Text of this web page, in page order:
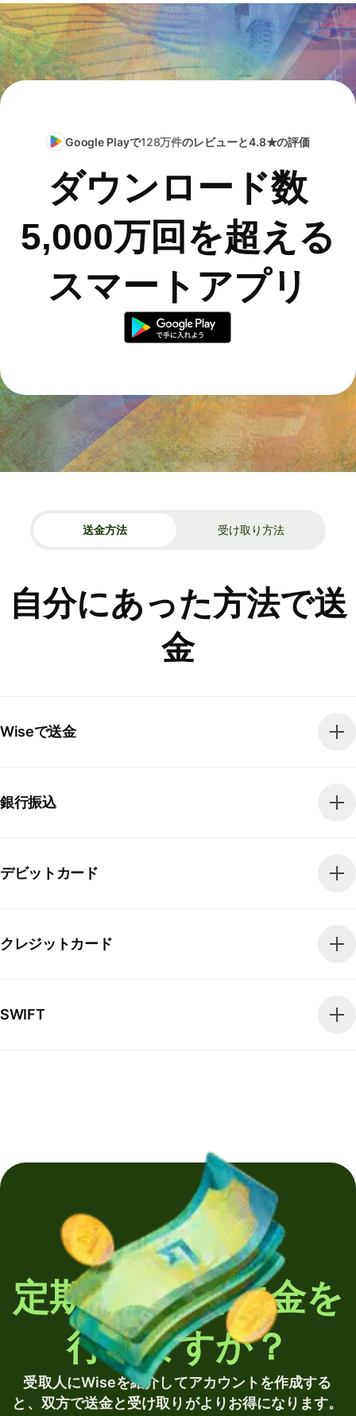
Google Playで128万件のレビューと4.8★の評価
ダウンロード数
5,000万回を超える
スマートアプリ
送金方法 受け取り方法
自分にあった方法で送
金
Wiseで送金
銀行振込
デビットカード
クレジットカード
SWIFT
定期的に海外送金を
行いますか？
受取人にWiseを紹介してアカウントを作成する
と、双方で送金と受け取りがよりお得になります。